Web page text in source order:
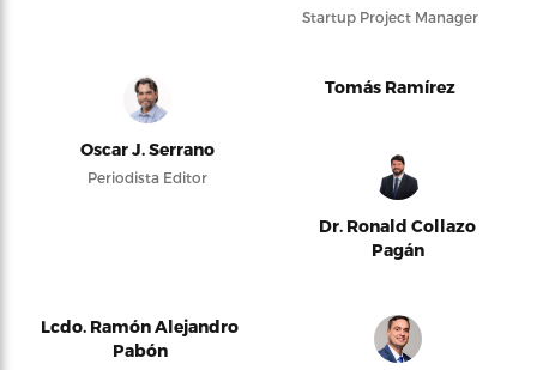
Startup Project Manager
Oscar J. Serrano
Periodista Editor
Tomás Ramírez
Dr. Ronald Collazo
Pagán
Lcdo. Ramón Alejandro
Pabón